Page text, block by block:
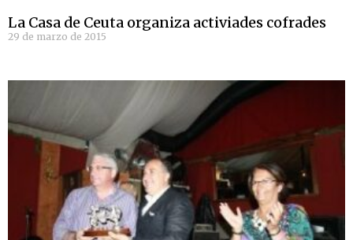
La Casa de Ceuta organiza activiades cofrades
29 de marzo de 2015